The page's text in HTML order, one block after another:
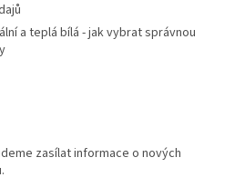
a teplá bílá - jak vybrat správnou
zasílat informace o nových